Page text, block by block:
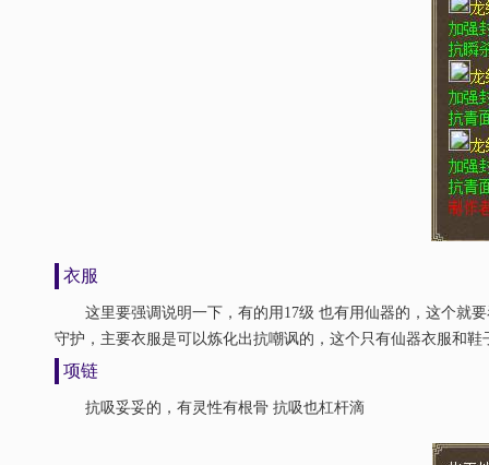
衣服
这里要强调说明一下，有的用17级 也有用仙器的，这个就要
守护，主要衣服是可以炼化出抗嘲讽的，这个只有仙器衣服和
项链
抗吸妥妥的，有灵性有根骨 抗吸也杠杆滴